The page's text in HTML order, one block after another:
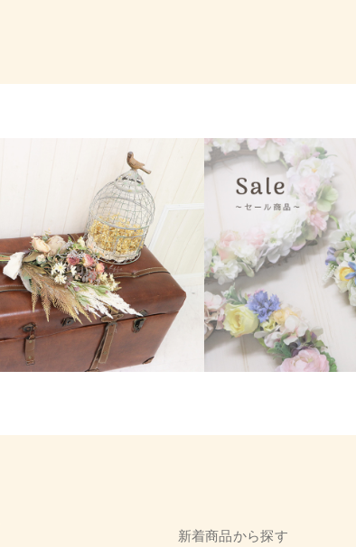
新着商品から探す